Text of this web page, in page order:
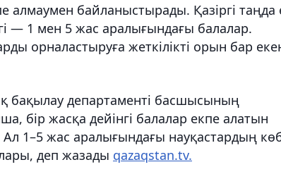
байланыстырады. Қазіргі таңда
— 1 мен 5 жас аралығындағы балалар.
орналастыруға жеткілікті орын бар
бақылау департаменті басшысының
бір жасқа дейінгі балалар екпе алатын
1–5 жас аралығындағы науқастардың
деп жазады qazaqstan.tv.